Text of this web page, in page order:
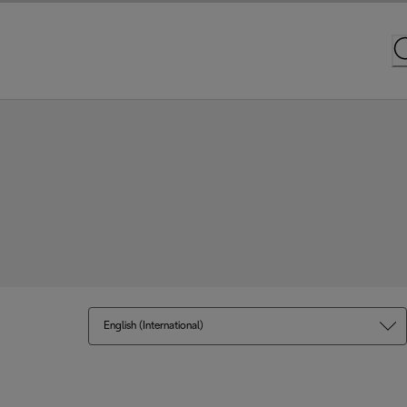
English (International)